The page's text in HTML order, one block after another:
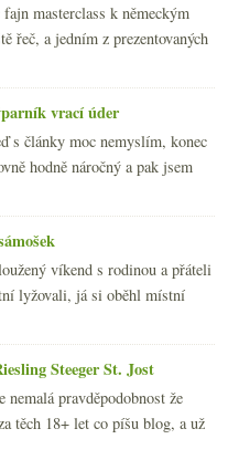
masterclass k německým
řeč, a jedním z prezentovaných
vrací úder
s články moc nemyslím, konec
hodně náročný a pak jsem
víkend s rodinou a přáteli
lyžovali, já si oběhl místní
Steeger St. Jost
pravděpodobnost že
těch 18+ let co píšu blog, a už